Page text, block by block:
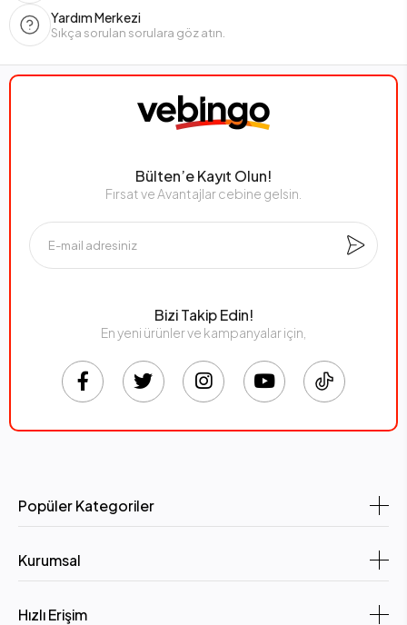
Yardım Merkezi
Sıkça sorulan sorulara göz atın.
Bülten’e Kayıt Olun!
Fırsat ve Avantajlar cebine gelsin.
Bizi Takip Edin!
En yeni ürünler ve kampanyalar için,
Popüler Kategoriler
Kurumsal
Hızlı Erişim